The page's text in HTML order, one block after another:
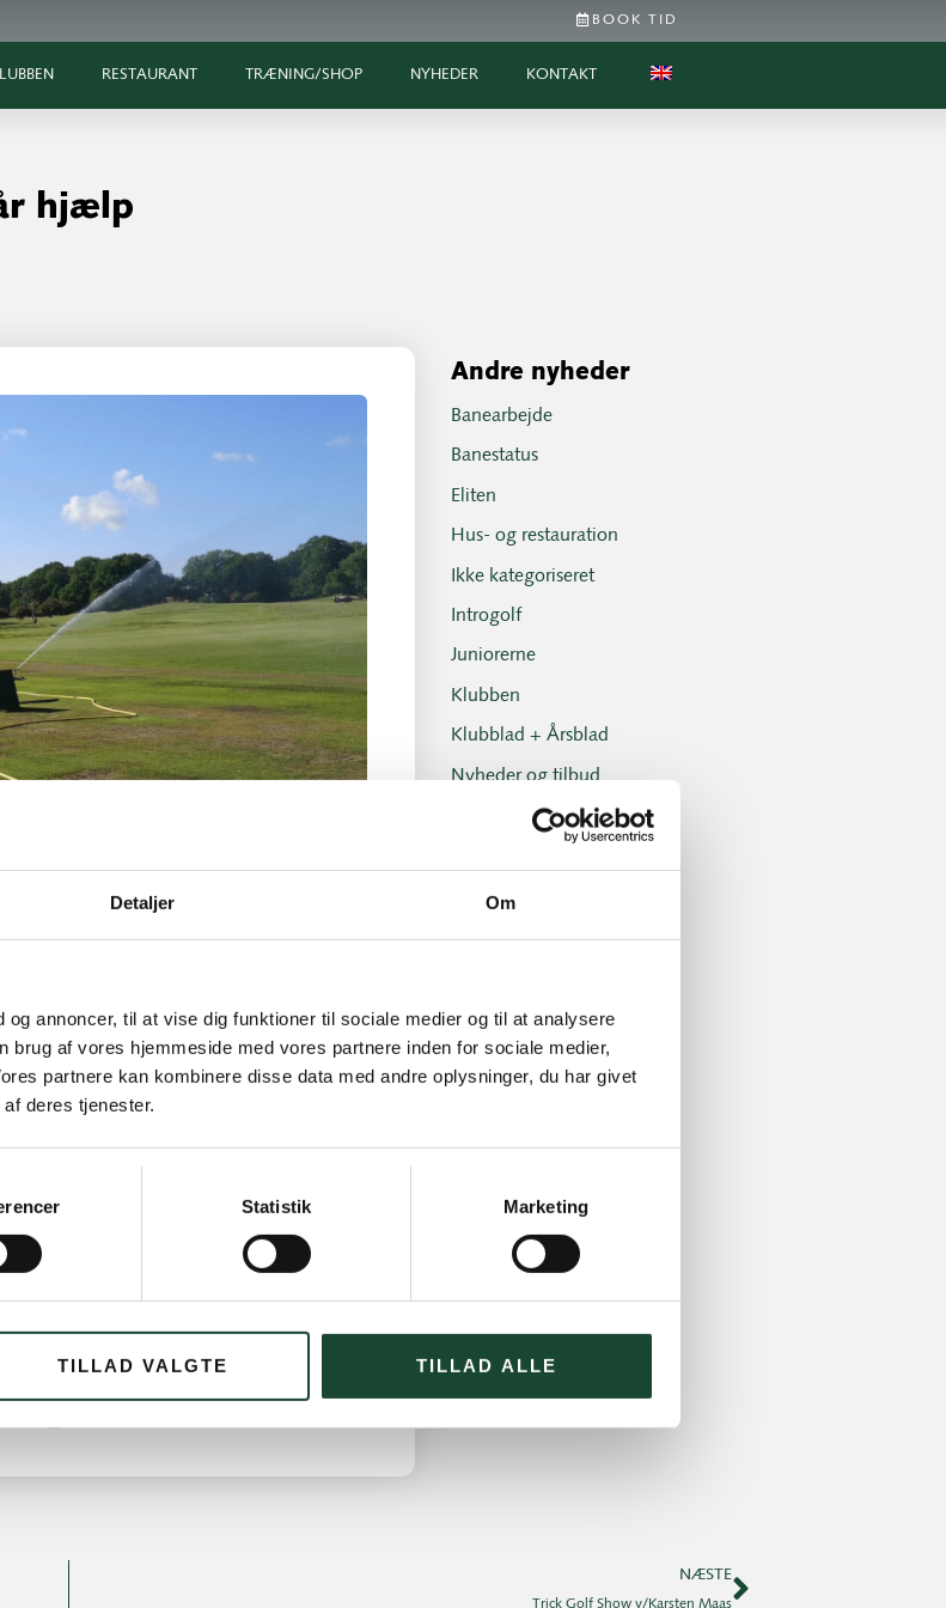
Detaljer Om
annoncer, til at vise dig funktioner til sociale medier og til at analysere
brug af vores hjemmeside med vores partnere inden for sociale medier,
partnere kan kombinere disse data med andre oplysninger, du har givet
deres tjenester.
Statistik Marketing
TILLAD VALGTE TILLAD ALLE
BOOK TID
RESTAURANT TRÆNING/SHOP NYHEDER KONTAKT
hjælp
reduceret antallet af båser og på
båse. Brud på denne regel vil
i morgen bliver de dybeste huller
så helingen går så hurtigt som
Andre nyheder
Banearbejde
Banestatus
Eliten
Hus- og restauration
Ikke kategoriseret
Introgolf
Juniorerne
Klubben
Klubblad + Årsblad
Nyheder og tilbud
Nyhedsbreve
Professionals
Sociale arrangementer
Tirsdagsklubben resultater
Turnering- og handicap
NÆSTE
Trick Golf Show v/Karsten Maas